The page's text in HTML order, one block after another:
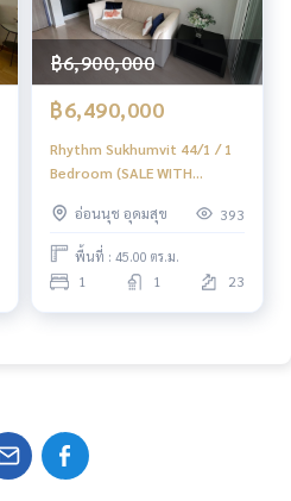
฿6,900,000
฿6,490,000
Rhythm Sukhumvit 44/1 / 1
Bedroom (SALE WITH
1 ห้องนอน (ขายพร้อมผู้เช่า)
TANG327
อ่อนนุช อุดมสุข 393
พื้นที่ : 45.00 ตร.ม.
1 1 23